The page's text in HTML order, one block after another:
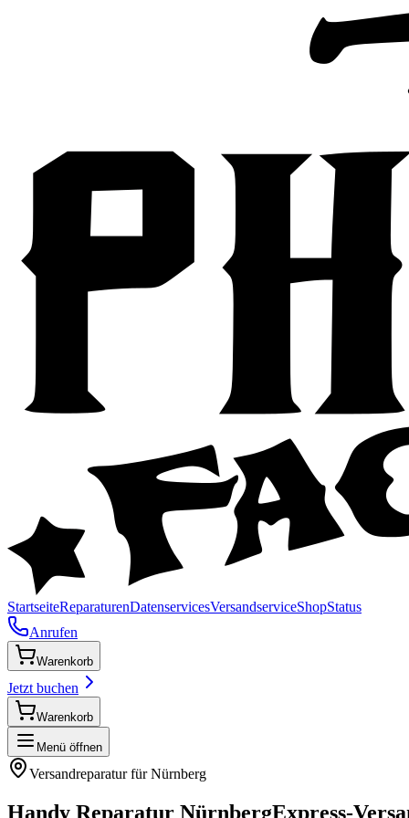
StartseiteReparaturenDatenservicesVersandserviceShopStatus
Anrufen
Warenkorb
Jetzt buchen
Warenkorb
Menü öffnen
Versandreparatur fürNürnberg
Handy Reparatur NürnbergExpress-